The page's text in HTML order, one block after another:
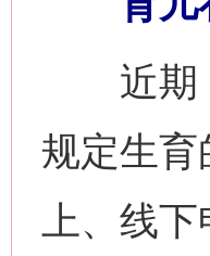
近期，
规定生育
上、线